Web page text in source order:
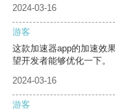
2024-03-16
游客
这款加速器app的加速效
望开发者能够优化一下。
2024-03-16
游客